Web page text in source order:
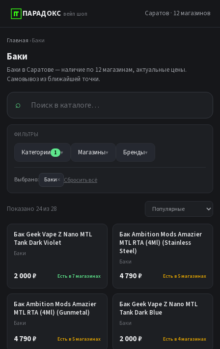
ПАРАДОКС вейп шоп Саратов · 12 магазинов
Главная › Баки
Баки
Баки в Саратове — наличие по 12 магазинам, актуальные цены.
Самовывоз из ближайшей точки.
⌕
ФИЛЬТРЫ
Категории 1 ▾ Магазины▾ Бренды▾
Выбрано: Баки× Сбросить всё
Показано 24 из 28
Бак Geek Vape Z Nano MTL
Tank Dark Violet
Баки
2 000 ₽ Есть в 7 магазинах
Бак Ambition Mods Amazier
MTL RTA (4Ml) (Stainless
Steel)
Баки
4 790 ₽ Есть в 5 магазинах
Бак Ambition Mods Amazier
MTL RTA (4Ml) (Gunmetal)
Баки
4 790 ₽ Есть в 5 магазинах
Бак Geek Vape Z Nano MTL
Tank Dark Blue
Баки
2 000 ₽ Есть в 4 магазинах